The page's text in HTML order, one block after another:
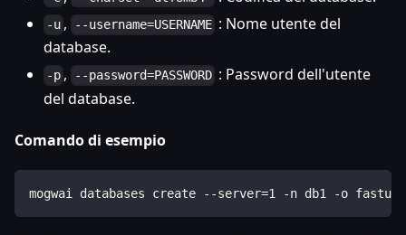
-u , --username=USERNAME : Nome utente del
database.
-p , --password=PASSWORD : Password dell'utente
del database.
Comando di esempio
mogwai databases create --server=1 -n db1 -o